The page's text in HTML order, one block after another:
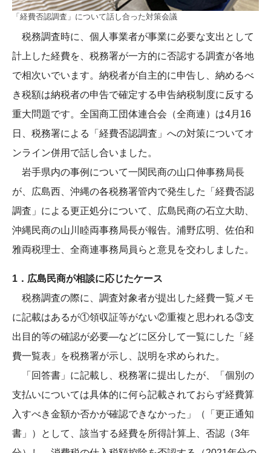
「経費否認調査」について話し合った対策会議
税務調査時に、個人事業者が事業に必要な支出として
計上した経費を、税務署が一方的に否認する調査が各地
で相次いでいます。納税者が自主的に申告し、納めるべ
き税額は納税者の申告で確定する申告納税制度に反する
重大問題です。全国商工団体連合会（全商連）は4月16
日、税務署による「経費否認調査」への対策についてオ
ンライン併用で話し合いました。
岩手県内の事例について一関民商の山口伸事務局長
が、広島西、沖縄の各税務署管内で発生した「経費否認
調査」による更正処分について、広島民商の石立大助、
沖縄民商の山川睦両事務局長が報告。浦野広明、佐伯和
雅両税理士、全商連事務局員らと意見を交わしました。
1．広島民商が相談に応じたケース
税務調査の際に、調査対象者が提出した経費一覧メモ
に記載はあるが①領収証等がない②重複と思われる③支
出目的等の確認が必要―などに区分して一覧にした「経
費一覧表」を税務署が示し、説明を求められた。
「回答書」に記載し、税務署に提出したが、「個別の
支払いについては具体的に何ら記載されておらず経費算
入すべき金額か否かが確認できなかった」（「更正通知
書」）として、該当する経費を所得計算上、否認（3年